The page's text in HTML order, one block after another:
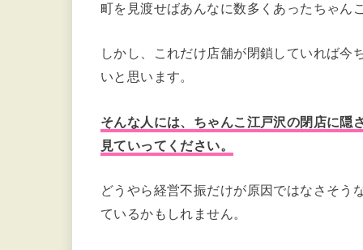
町を見渡せばあんなに数多くあったちゃん
しかし、これだけ店舗が閉鎖していれば今
いと思います。
そんな人には、ちゃんこ江戸沢の閉店に隠
見ていってください。
どうやら経営不振だけが原因ではなさそう
ているかもしれません。